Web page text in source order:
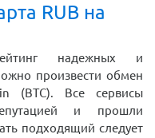
RUB на
надежных и
произвести обмен
(BTC). Все сервисы
и прошли
подходящий следует